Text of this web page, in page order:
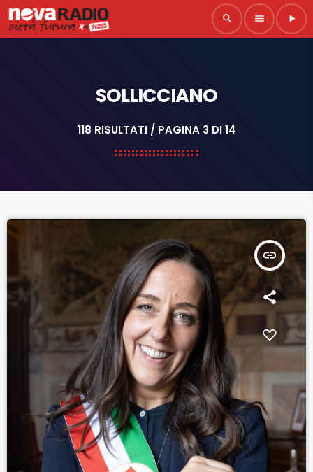
search menu play_arrow
SOLLICCIANO
118 RISULTATI / PAGINA 3 DI 14
insert_link